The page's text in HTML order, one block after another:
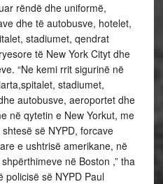
rëndë dhe uniformë,
dhe të autobusve, hotelet,
stadiumet, qendrat
të New York Cityt dhe
“Ne kemi rrit sigurinë në
stadiumet,
autobusve, aeroportet dhe
në qytetin e New Yorkut, me
së NYPD, forcave
e ushtrisë amerikane, në
në Boston ,” tha
policisë së NYPD Paul